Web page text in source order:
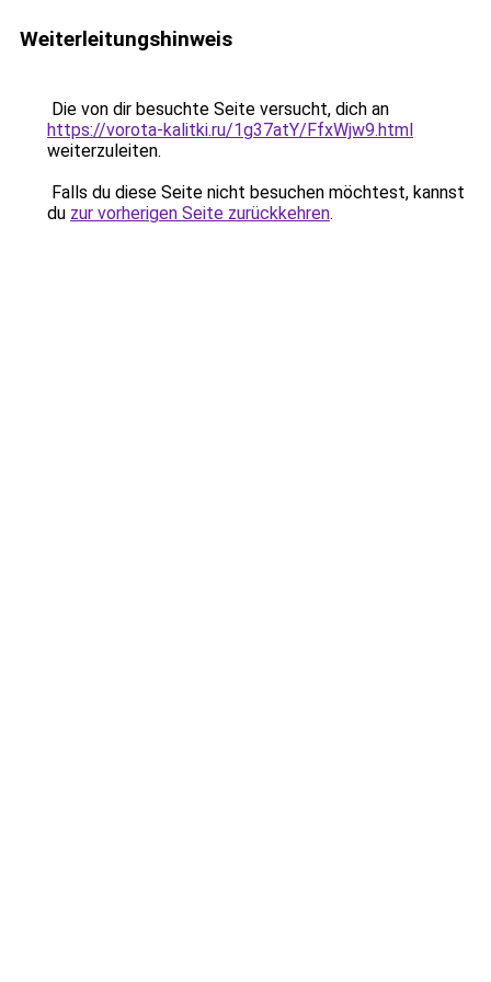
Weiterleitungshinweis
Die von dir besuchte Seite versucht, dich an
https://vorota-kalitki.ru/1g37atY/FfxWjw9.html
weiterzuleiten.
Falls du diese Seite nicht besuchen möchtest, kannst
du zur vorherigen Seite zurückkehren.